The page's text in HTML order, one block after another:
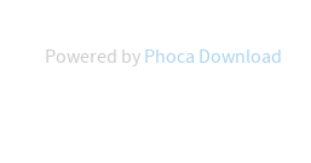
Powered by Phoca Download